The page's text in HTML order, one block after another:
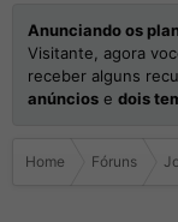
Anunciando os
Visitante, agora
receber alguns
anúncios e dois
Home Fóruns